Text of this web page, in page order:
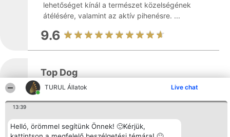
TURUL Állatok Live chat
13:39
Helló, örömmel segítünk Önnek! 🙂Kérjük,
lehetőséget kínál a természet közelségének
átélésére, valamint az aktív pihenésre. ...
9.6
Díjazottak
Top Dog
állatfelszerelések széles választékával várja
az állattartókat a Kiss Ernő utcában. A bolt